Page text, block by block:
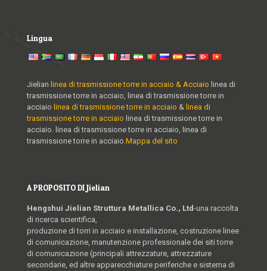
Lingua
Jielian linea di trasmissione torre in acciaio & Acciaio linea di
trasmissione torre in acciaio, linea di trasmissione torre in
acciaio linea di trasmissione torre in acciaio & linea di
trasmissione torre in acciaio linea di trasmissione torre in
acciaio. linea di trasmissione torre in acciaio, linea di
trasmissione torre in acciaio.Mappa del sito
A PROPOSITO DI Jielian
Hengshui Jielian Struttura Metallica Co., Ltd-una raccolta
di ricerca scientifica,
produzione di torri in acciaio e installazione, costruzione linee
di comunicazione, manutenzione professionale dei siti torre
di comunicazione (principali attrezzature, attrezzature
secondarie, ed altre apparecchiature periferiche e sistema di